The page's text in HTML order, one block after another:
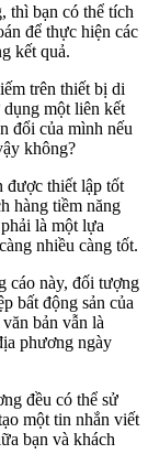
thì bạn có thể tích
để thực hiện các
kết quả.
trên thiết bị di
dụng một liên kết
đổi của mình nếu
không?
được thiết lập tốt
hàng tiềm năng
là một lựa
nhiều càng tốt.
cáo này, đối tượng
bất động sản của
bản vẫn là
phương ngày
đều có thể sử
một tin nhắn viết
bạn và khách